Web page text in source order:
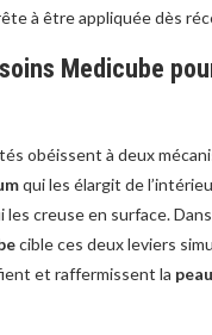
à être appliquée dès
Medicube
obéissent à deux
qui les élargit de
les creuse en surface.
cible ces deux leviers
et raffermissent la peau